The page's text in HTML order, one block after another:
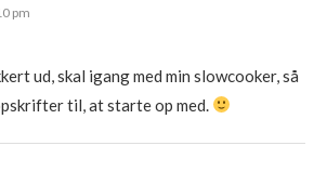
pm
ud, skal igang med min slowcooker, så
til, at starte op med.